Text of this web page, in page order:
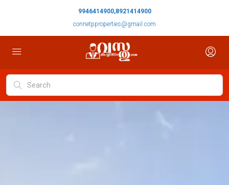
9946414900,8921414900
connetpproperties@gmail.com